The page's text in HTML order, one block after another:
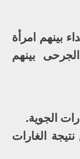
بينهم امرأة
بينهم
الغارات